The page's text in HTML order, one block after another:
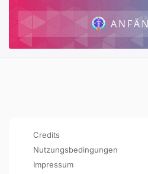
Credits
Nutzungsbedingungen
Impressum